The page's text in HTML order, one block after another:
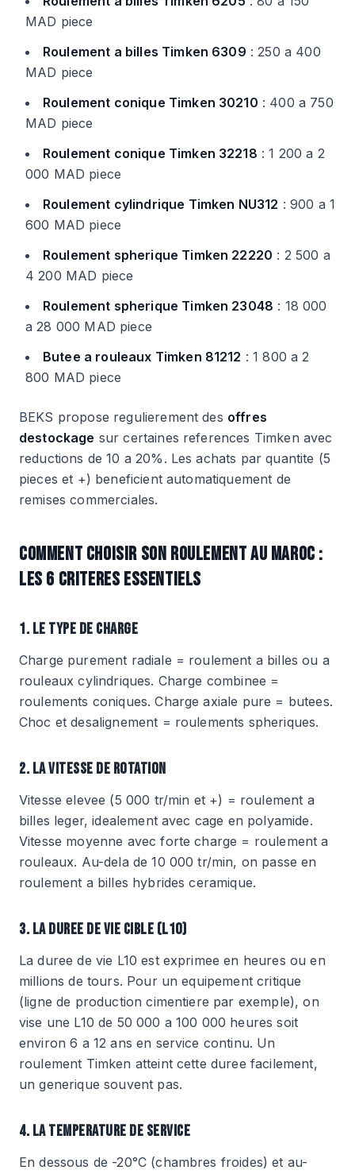
MAD piece
Roulement a billes Timken 6309 : 250 a 400
MAD piece
Roulement conique Timken 30210 : 400 a 750
MAD piece
Roulement conique Timken 32218 : 1 200 a 2
000 MAD piece
Roulement cylindrique Timken NU312 : 900 a 1
600 MAD piece
Roulement spherique Timken 22220 : 2 500 a
4 200 MAD piece
Roulement spherique Timken 23048 : 18 000
a 28 000 MAD piece
Butee a rouleaux Timken 81212 : 1 800 a 2
800 MAD piece
BEKS propose regulierement des offres
destockage sur certaines references Timken avec
reductions de 10 a 20%. Les achats par quantite (5
pieces et +) beneficient automatiquement de
remises commerciales.
COMMENT CHOISIR SON ROULEMENT AU MAROC :
LES 6 CRITERES ESSENTIELS
1. LE TYPE DE CHARGE
Charge purement radiale = roulement a billes ou a
rouleaux cylindriques. Charge combinee =
roulements coniques. Charge axiale pure = butees.
Choc et desalignement = roulements spheriques.
2. LA VITESSE DE ROTATION
Vitesse elevee (5 000 tr/min et +) = roulement a
billes leger, idealement avec cage en polyamide.
Vitesse moyenne avec forte charge = roulement a
rouleaux. Au-dela de 10 000 tr/min, on passe en
roulement a billes hybrides ceramique.
3. LA DUREE DE VIE CIBLE (L10)
La duree de vie L10 est exprimee en heures ou en
millions de tours. Pour un equipement critique
(ligne de production cimentiere par exemple), on
vise une L10 de 50 000 a 100 000 heures soit
environ 6 a 12 ans en service continu. Un
roulement Timken atteint cette duree facilement,
un generique souvent pas.
4. LA TEMPERATURE DE SERVICE
En dessous de -20°C (chambres froides) et au-